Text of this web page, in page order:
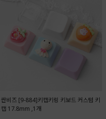
싼비즈 [9-884]키캡키링 키보드 커스텀 키
캡 17.8mm ,1개